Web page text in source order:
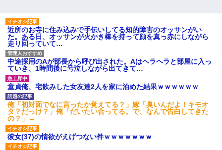
近所のお寺に住み込みで手伝いしてる知的障害のオッサンがい
た。ある日、オッサンが火かき棒を持って顔を真っ赤にしながら
走り回っていて…
中途採用のAが部長から呼び出された。Aはヘラヘラと部屋に入っ
ていき、1時間後に号泣しながら出てきて…
童貞俺、宅飲みした女友達2人を家に泊めた結果ｗｗｗｗｗｗ
俺「初対面でなに言ったか覚えてる？」嫁「臭いんだよ！キモオ
タ？だっけ？」俺「だいたい合ってる。で、なんで告白してきた
の？」→
彼女(37)の情欲がえげつない件ｗｗｗｗｗｗｗ